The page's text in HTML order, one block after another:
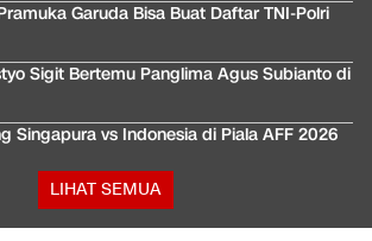
Garuda Bisa Buat Daftar TNI-Polri
Sigit Bertemu Panglima Agus Subianto di
Singapura vs Indonesia di Piala AFF 2026
LIHAT SEMUA